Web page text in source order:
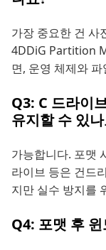
가장 중요한 건 사
4DDiG Partition
면, 운영 체제와
Q3: C 드라이
유지할 수 있
가능합니다. 포맷
라이브 등은 건드
지만 실수 방지를
Q4: 포맷 후